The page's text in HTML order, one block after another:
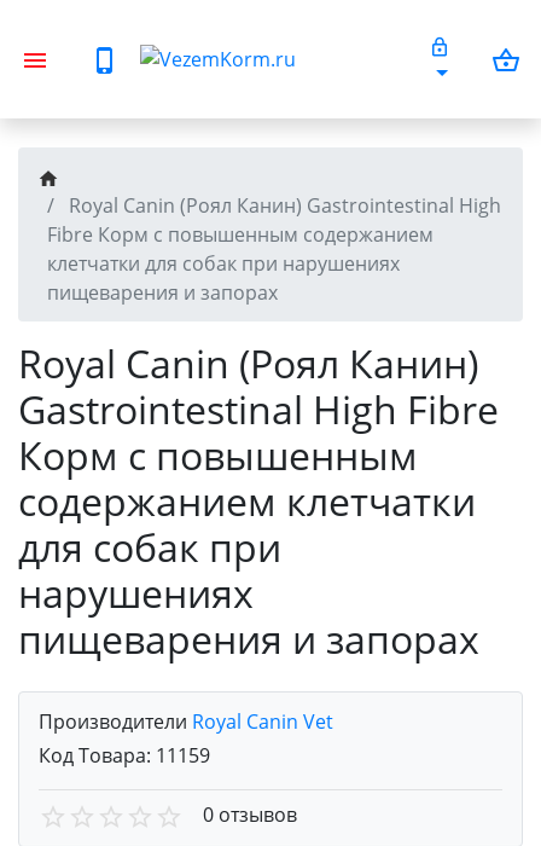
Royal Canin (Роял Канин) Gastrointestinal High
Fibre Корм с повышенным содержанием
клетчатки для собак при нарушениях
пищеварения и запорах
Royal Canin (Роял Канин)
Gastrointestinal High Fibre
Корм с повышенным
содержанием клетчатки
для собак при
нарушениях
пищеварения и запорах
Производители Royal Canin Vet
Код Товара: 11159
0 отзывов